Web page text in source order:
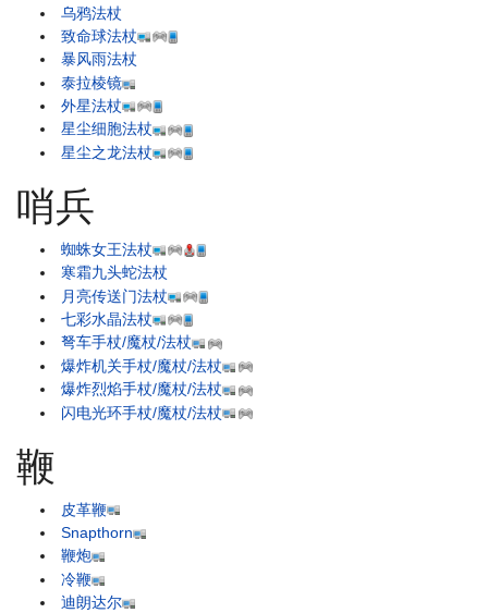
乌鸦法杖
致命球法杖
暴风雨法杖
泰拉棱镜
外星法杖
星尘细胞法杖
星尘之龙法杖
哨兵
蜘蛛女王法杖
寒霜九头蛇法杖
月亮传送门法杖
七彩水晶法杖
弩车手杖/魔杖/法杖
爆炸机关手杖/魔杖/法杖
爆炸烈焰手杖/魔杖/法杖
闪电光环手杖/魔杖/法杖
鞭
皮革鞭
Snapthorn
鞭炮
冷鞭
迪朗达尔